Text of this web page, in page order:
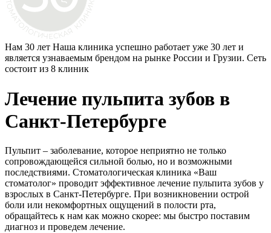
Нам 30 лет Наша клиника успешно работает уже 30 лет и
является узнаваемым брендом на рынке России и Грузии. Сеть
состоит из 8 клиник
Лечение пульпита зубов в
Санкт-Петербурге
Пульпит – заболевание, которое неприятно не только
сопровождающейся сильной болью, но и возможными
последствиями. Стоматологическая клиника «Ваш
стоматолог» проводит эффективное лечение пульпита зубов у
взрослых в Санкт-Петербурге. При возникновении острой
боли или некомфортных ощущений в полости рта,
обращайтесь к нам как можно скорее: мы быстро поставим
диагноз и проведем лечение.